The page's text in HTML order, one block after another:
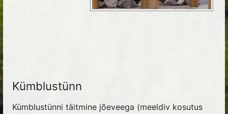
Kümblustünn
Kümblustünni täitmine jõeveega (meeldiv kosutus